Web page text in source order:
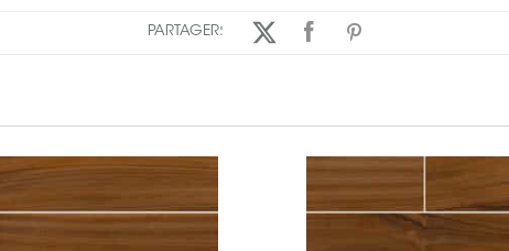
PARTAGER: